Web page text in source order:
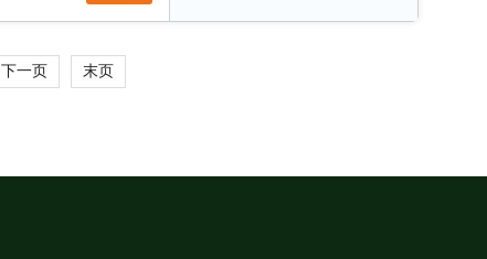
下一页 末页